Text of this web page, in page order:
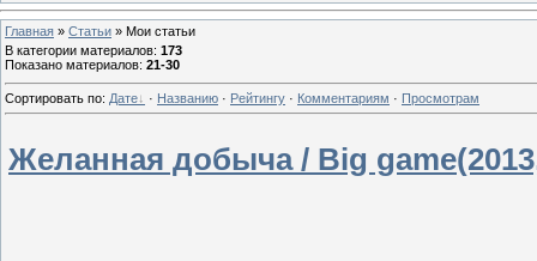
Главная » Статьи » Мои статьи
В категории материалов: 173
Показано материалов: 21-30
Сортировать по: Дате · Названию · Рейтингу · Комментариям · Просмотрам
Желанная добыча / Big